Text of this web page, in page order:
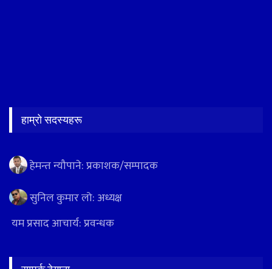
हाम्रो सदस्यहरू
हेमन्त न्यौपाने: प्रकाशक/सम्पादक
सुनिल कुमार लो: अध्यक्ष
यम प्रसाद आचार्य: प्रवन्धक